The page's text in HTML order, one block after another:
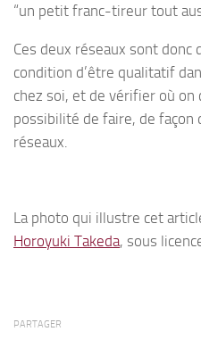
“un petit franc-tireur tout
Ces deux réseaux sont donc
condition d’être qualitatif
chez soi, et de vérifier où on
possibilité de faire, de
réseaux.
La photo qui illustre cet
Horoyuki Takeda, sous
PARTAGER